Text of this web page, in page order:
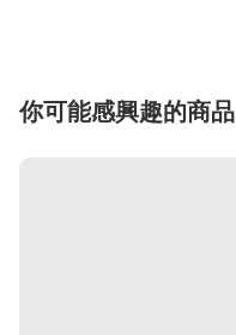
你可能感興趣的商品